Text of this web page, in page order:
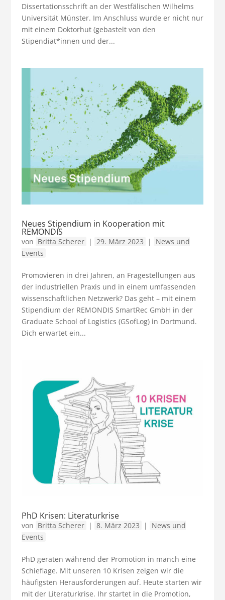
Dissertationsschrift an der Westfälischen Wilhelms
Universität Münster. Im Anschluss wurde er nicht nur
mit einem Doktorhut (gebastelt von den
Stipendiat*innen und der...
Neues Stipendium in Kooperation mit
REMONDIS
von Britta Scherer | 29. März 2023 |
News und
Events
Promovieren in drei Jahren, an Fragestellungen aus
der industriellen Praxis und in einem umfassenden
wissenschaftlichen Netzwerk? Das geht – mit einem
Stipendium der REMONDIS SmartRec GmbH in der
Graduate School of Logistics (GSofLog) in Dortmund.
Dich erwartet ein...
PhD Krisen: Literaturkrise
von Britta Scherer | 8. März 2023 |
News und
Events
PhD geraten während der Promotion in manch eine
Schieflage. Mit unseren 10 Krisen zeigen wir die
häufigsten Herausforderungen auf. Heute starten wir
mit der Literaturkrise. Ihr startet in die Promotion,